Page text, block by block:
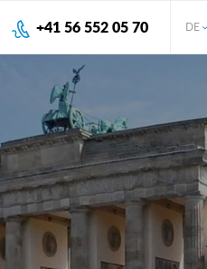
DE
+41 56 552 05 70